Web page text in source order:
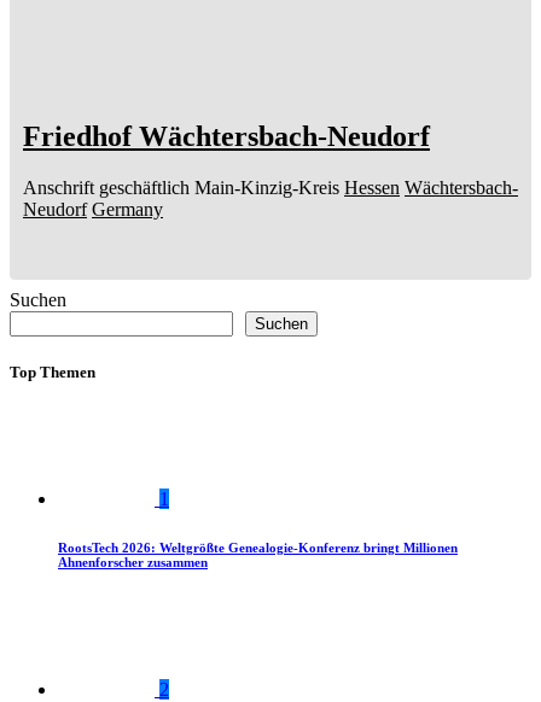
Friedhof Wächtersbach-Neudorf
Anschrift geschäftlich Main-Kinzig-Kreis Hessen Wächtersbach-
Neudorf Germany
Suchen
Suchen
Top Themen
1
RootsTech 2026: Weltgrößte Genealogie-Konferenz bringt Millionen
Ahnenforscher zusammen
2